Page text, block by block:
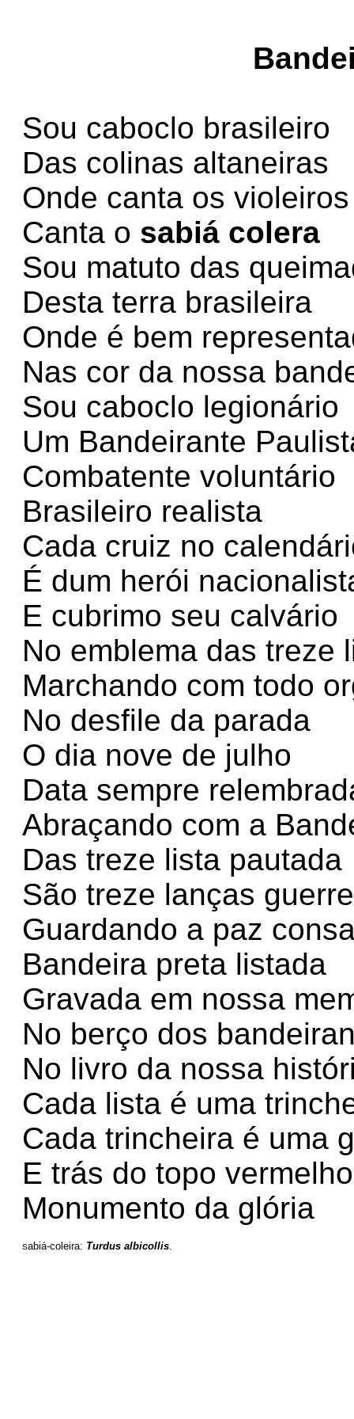
Sou caboclo brasileiro
Das colinas altaneiras
Onde canta os violeiros
Canta o sabiá colera
Sou matuto das
Desta terra brasileira
Onde é bem
Nas cor da nossa
Sou caboclo legionário
Um Bandeirante
Combatente voluntário
Brasileiro realista
Cada cruiz no
É dum herói
E cubrimo seu calvário
No emblema das treze
Marchando com todo
No desfile da parada
O dia nove de julho
Data sempre
Abraçando com a
Das treze lista pautada
São treze lanças
Guardando a paz
Bandeira preta listada
Gravada em nossa
No berço dos
No livro da nossa
Cada lista é uma
Cada trincheira é uma
E trás do topo vermelho
Monumento da glória
Sabiá-coleira: Turdus albicollis.